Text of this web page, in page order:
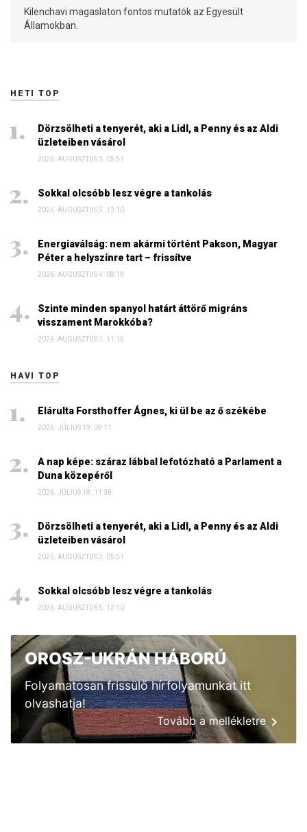
Kilenchavi magaslaton fontos mutatók az Egyesült
Államokban.
HETI TOP
Dörzsölheti a tenyerét, aki a Lidl, a Penny és az Aldi
üzleteiben vásárol
2026. AUGUSZTUS 3. 05:51
Sokkal olcsóbb lesz végre a tankolás
2026. AUGUSZTUS 5. 12:10
Energiaválság: nem akármi történt Pakson, Magyar
Péter a helyszínre tart – frissítve
2026. AUGUSZTUS 4. 08:19
Szinte minden spanyol határt áttörő migráns
visszament Marokkóba?
2026. AUGUSZTUS 1. 11:15
HAVI TOP
Elárulta Forsthoffer Ágnes, ki ül be az ő székébe
2026. JÚLIUS 19. 09:11
A nap képe: száraz lábbal lefotózható a Parlament a
Duna közepéről
2026. JÚLIUS 18. 11:38
Dörzsölheti a tenyerét, aki a Lidl, a Penny és az Aldi
üzleteiben vásárol
2026. AUGUSZTUS 3. 05:51
Sokkal olcsóbb lesz végre a tankolás
2026. AUGUSZTUS 5. 12:10
OROSZ-UKRÁN HÁBORÚ
Folyamatosan frissülő hírfolyamunkat itt
olvashatja!
Tovább a mellékletre